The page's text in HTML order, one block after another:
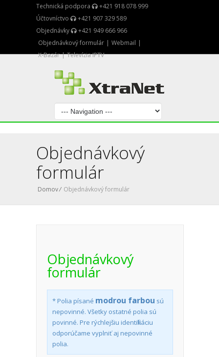
Technická podpora
+421 918 078 999
Účtovníctvo
+421 907 329 589
Objednávky
+421 949 666 966
Objednávkový formulár | Webmail |
X-Bazár | Televízia IPTV
Objednávkový
formulár
Domov/ Objednávkový formulár
Objednávkový
formulár
* Polia písané modrou farbou sú
nepovinné. Všetky ostatné polia sú
povinné. Pre rýchlejšiu identifikáciu
odporúčame vyplniť aj nepovinné
polia.